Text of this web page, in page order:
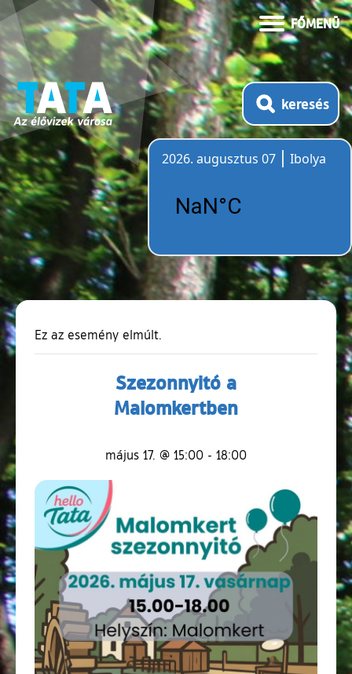
FŐMENÜ
keresés
2026. augusztus 07
Ibolya
Ez az esemény elmúlt.
Szezonnyitó a
Malomkertben
május 17. @ 15:00 - 18:00